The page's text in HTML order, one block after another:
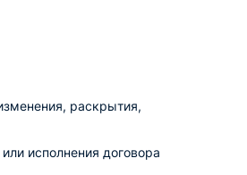
раскрытия,
исполнения договора